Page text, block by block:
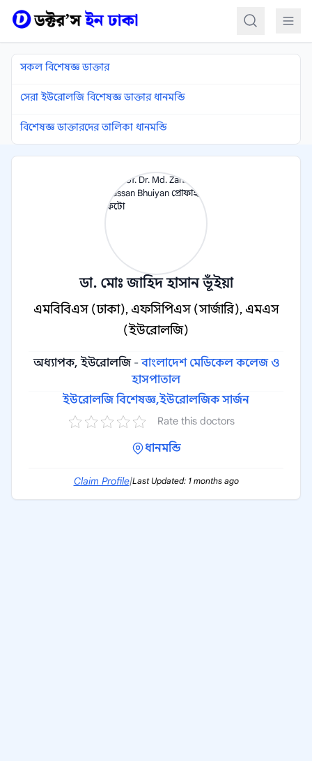
সকল বিশেষজ্ঞ ডাক্তার
সেরা ইউরোলজি বিশেষজ্ঞ ডাক্তার ধানমন্ডি
বিশেষজ্ঞ ডাক্তারদের তালিকা ধানমন্ডি
ডা. মোঃ জাহিদ হাসান ভূঁইয়া
এমবিবিএস (ঢাকা), এফসিপিএস (সার্জারি), এমএস
(ইউরোলজি)
অধ্যাপক, ইউরোলজি -বাংলাদেশ মেডিকেল কলেজ ও
হাসপাতাল
ইউরোলজি বিশেষজ্ঞ,ইউরোলজিক সার্জন
Rate this doctors
ধানমন্ডি
Claim Profile|Last Updated: 1 months ago